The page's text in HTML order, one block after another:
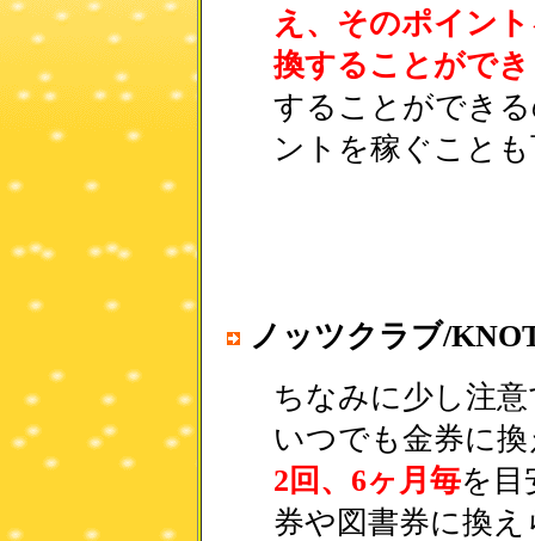
え、そのポイン
換することがで
することができ
ントを稼ぐこと
ノッツクラブ/
ちなみに少し注
いつでも金券に
2回、6ヶ月毎を
券や図書券に換